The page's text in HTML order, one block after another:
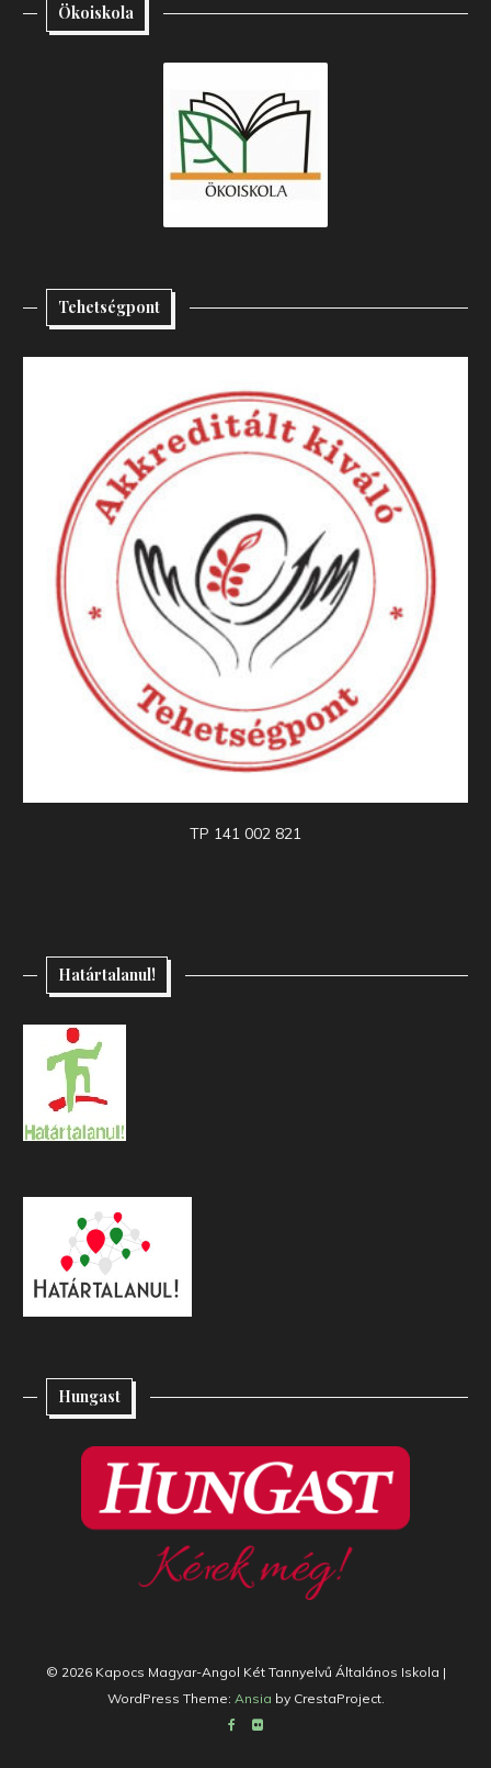
Ökoiskola
Tehetségpont
TP 141 002 821
Határtalanul!
Hungast
© 2026 Kapocs Magyar-Angol Két Tannyelvű Általános Iskola |
WordPress Theme: Ansia by CrestaProject.
Facebook
Flickr